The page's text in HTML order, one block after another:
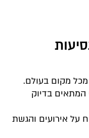
מקום בעולם.
המתאים בדיוק
על אירועים והגשת